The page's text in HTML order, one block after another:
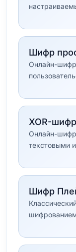
Шифр
Онлайн-
XOR-шифр
Онлайн-
текстовыми
Шифр